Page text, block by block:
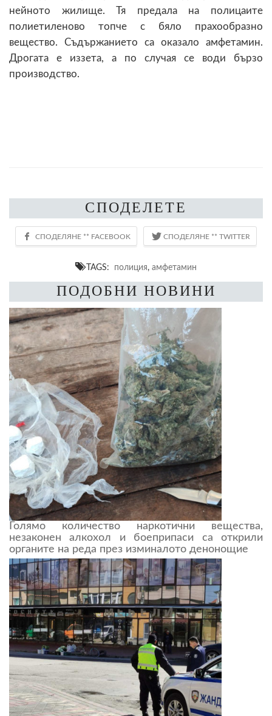
нейното жилище. Тя предала на полицаите
полиетиленово топче с бяло прахообразно
вещество. Съдържанието са оказало амфетамин.
Дрогата е иззета, а по случая се води бързо
производство.
СПОДЕЛЕТЕ
TAGS: полиция, амфетамин
ПОДОБНИ НОВИНИ
Голямо количество наркотични вещества,
незаконен алкохол и боеприпаси са открили
органите на реда през изминалото денонощие